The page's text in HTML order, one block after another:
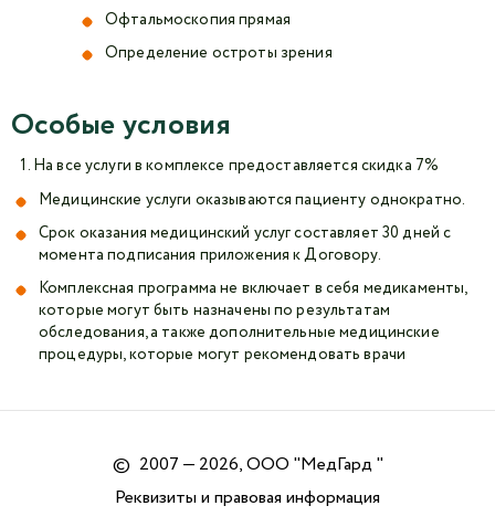
Офтальмоскопия прямая
Определение остроты зрения
Особые условия
На все услуги в комплексе предоставляется скидка 7%
Медицинские услуги оказываются пациенту однократно.
Срок оказания медицинский услуг составляет 30 дней с
момента подписания приложения к Договору.
Комплексная программа не включает в себя медикаменты,
которые могут быть назначены по результатам
обследования, а также дополнительные медицинские
процедуры, которые могут рекомендовать врачи
© 2007 — 2026, ООО "МедГард "
Реквизиты и правовая информация